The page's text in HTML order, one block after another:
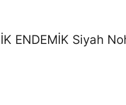
ENDEMİK Siyah